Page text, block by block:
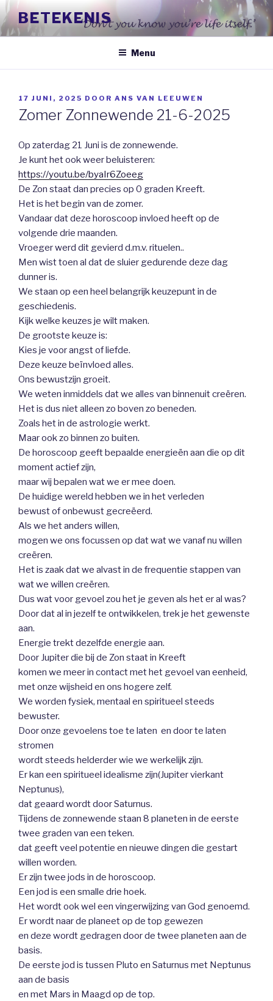
Naar
de
inhoud
BETEKENIS
Menu
GEPLAATST
OP
17 JUNI, 2025 DOOR ANS VAN LEEUWEN
Zomer Zonnewende 21-6-2025
Op zaterdag 21 Juni is de zonnewende.
Je kunt het ook weer beluisteren:
https://youtu.be/byaIr6Zoeeg
De Zon staat dan precies op 0 graden Kreeft.
Het is het begin van de zomer.
Vandaar dat deze horoscoop invloed heeft op de
volgende drie maanden.
Vroeger werd dit gevierd d.m.v. rituelen..
Men wist toen al dat de sluier gedurende deze dag
dunner is.
We staan op een heel belangrijk keuzepunt in de
geschiedenis.
Kijk welke keuzes je wilt maken.
De grootste keuze is:
Kies je voor angst of liefde.
Deze keuze beïnvloed alles.
Ons bewustzijn groeit.
We weten inmiddels dat we alles van binnenuit creëren.
Het is dus niet alleen zo boven zo beneden.
Zoals het in de astrologie werkt.
Maar ook zo binnen zo buiten.
De horoscoop geeft bepaalde energieën aan die op dit
moment actief zijn,
maar wij bepalen wat we er mee doen.
De huidige wereld hebben we in het verleden
bewust of onbewust gecreëerd.
Als we het anders willen,
mogen we ons focussen op dat wat we vanaf nu willen
creëren.
Het is zaak dat we alvast in de frequentie stappen van
wat we willen creëren.
Dus wat voor gevoel zou het je geven als het er al was?
Door dat al in jezelf te ontwikkelen, trek je het gewenste
aan.
Energie trekt dezelfde energie aan.
Door Jupiter die bij de Zon staat in Kreeft
komen we meer in contact met het gevoel van eenheid,
met onze wijsheid en ons hogere zelf.
We worden fysiek, mentaal en spiritueel steeds
bewuster.
Door onze gevoelens toe te laten en door te laten
stromen
wordt steeds helderder wie we werkelijk zijn.
Er kan een spiritueel idealisme zijn(Jupiter vierkant
Neptunus),
dat geaard wordt door Saturnus.
Tijdens de zonnewende staan 8 planeten in de eerste
twee graden van een teken.
dat geeft veel potentie en nieuwe dingen die gestart
willen worden.
Er zijn twee jods in de horoscoop.
Een jod is een smalle drie hoek.
Het wordt ook wel een vingerwijzing van God genoemd.
Er wordt naar de planeet op de top gewezen
en deze wordt gedragen door de twee planeten aan de
basis.
De eerste jod is tussen Pluto en Saturnus met Neptunus
aan de basis
en met Mars in Maagd op de top.